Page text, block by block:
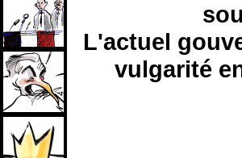
L'actuel
vulgarité